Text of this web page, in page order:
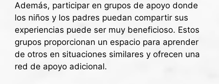
Además, participar en grupos de apoyo donde
los niños y los padres puedan compartir sus
experiencias puede ser muy beneficioso. Estos
grupos proporcionan un espacio para aprender
de otros en situaciones similares y ofrecen una
red de apoyo adicional.